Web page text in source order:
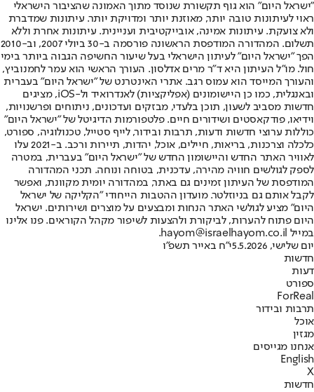
"ישראל היום" הוא גוף תקשורת שנוסד מתוך האמונה שהציבור הישראלי
ראוי לעיתונות טובה יותר, מאוזנת יותר ומדויקת יותר. עיתונות שמדברת
ולא צועקת. עיתונות אמינה, אובייקטיבית ועניינית. עיתונות אחרת וללא
תשלום. המהדורה המודפסת הראשונה פורסמה ב-30 ביולי 2007, וב-2010
הפך "ישראל היום" לעיתון הישראלי בעל שיעור החשיפה הגבוה ביותר בימי
חול. מו"ל העיתון היא ד"ר מרים אדלסון. העורך הראשי הוא עמר לחמנוביץ,
והעורך המייסד הוא עמוס רגב. אתרי האינטרנט של "ישראל היום" בעברית
ובאנגלית, כמו כן היישומונים (אפליקציות) לאנדרואיד ול-iOS, מציגים
חדשות מסביב לשעון, תוכן בלעדי, מבזקים ועדכונים, ניתוחים ופרשנויות,
וידיאו, פודקאסטים ושידורים חיים. פלטפורמות הדיגיטל של "ישראל היום"
כוללות ערוצי חדשות ודעות, תרבות ובידור, לייף סטייל, טכנולוגיה, ספורט,
כלכלה וצרכנות, בריאות, חיילים, אוכל, יהדות, תיירות ורכב. ב-2021 עלו
לאוויר האתר החדש והיישומון החדש של "ישראל היום" בעברית, במטרה
לספק לגולשים חוויה מהירה, עדכנית, בטוחה ונוחה. תכני המהדורה
המודפסת של העיתון זמינים גם באתר, במהדורה יומית מקוונת, ואפשר
לקבל אותם גם בניוזלטר. מועדון ההטבות הייחודי "הקליקה של ישראל
היום" מציע לגולשי האתר הנחות ומבצעים על מוצרים ושירותים. ישראל
היום פתוח להערות, לביקורת ולהצעות לשיפור מקהל הקוראים. פנו אלינו
במייל hayom@israelhayom.co.il.
יום שלישי, 5.5.2026
י"ח באייר תשפ"ו
חדשות
דעות
ספורט
ForReal
תרבות ובידור
אוכל
מגזין
אנחנו מגייסים
English
X
חדשות